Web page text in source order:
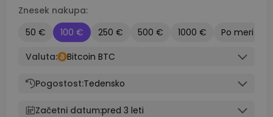
Znesek nakupa:
50 €
100 € 250 € 500 € 1000 €
Po meri
Valuta:
Bitcoin BTC
Pogostost:Tedensko
Začetni datum:pred 3 leti